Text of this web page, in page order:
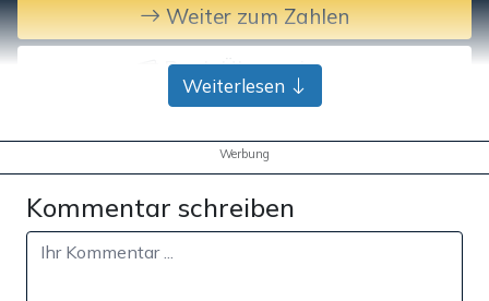
Weiter zum Zahlen
Bank-Überweisung
Weiterlesen
Werbung
Kommentar schreiben